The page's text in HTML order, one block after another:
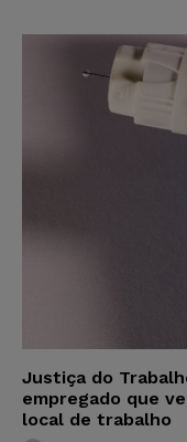
Justiça do
empregado que
local de trabalho